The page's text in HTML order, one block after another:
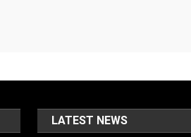
LATEST NEWS